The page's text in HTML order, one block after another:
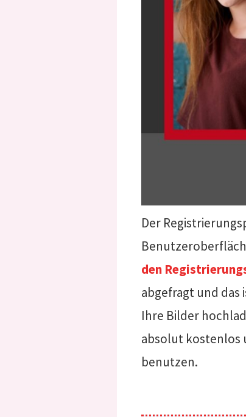
Der
den
abgefragt und das
Ihre Bilder
absolut kostenlos
benutzen.